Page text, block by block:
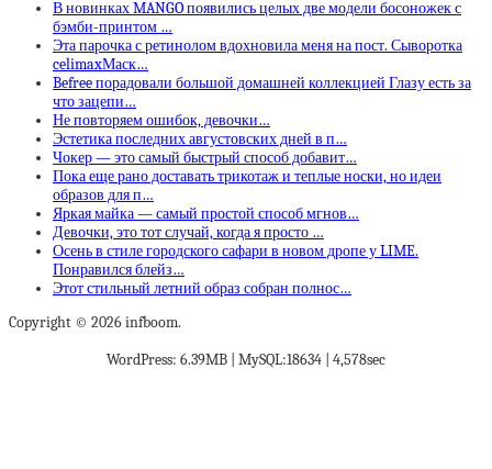
В новинках MANGO появились целых две модели босоножек с
бэмби-принтом …
Эта парочка с ретинолом вдохновила меня на пост. Сыворотка
celimaxМаск…
Befree порадовали большой домашней коллекцией Глазу есть за
что зацепи…
Не повторяем ошибок, девочки…
Эстетика последних августовских дней в п…
Чокер — это самый быстрый способ добавит…
Пока еще рано доставать трикотаж и теплые носки, но идеи
образов для п…
Яркая майка — самый простой способ мгнов…
Девочки, это тот случай, когда я просто …
Осень в стиле городского сафари в новом дропе у LIME.
Понравился блейз…
Этот стильный летний образ собран полнос…
Copyright © 2026 infboom.
WordPress: 6.39MB | MySQL:18634 | 4,578sec